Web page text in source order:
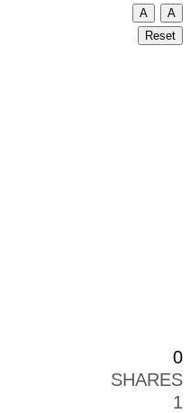
A
A
Reset
0
SHARES
1